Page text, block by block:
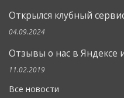
Открылся клубный
04.09.2024
Отзывы о нас в Яндексе
11.02.2019
Все новости